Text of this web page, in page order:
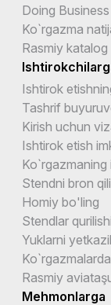
Doing
Ko`rgazma
Rasmiy katalog
Ishtirok
Tashrif
Kirish uchun
Ishtirok etish
Ko`rgazmaning
Stendni bron
Homiy bo'ling
Stendlar qurilishi
Yuklarni
Rasmiy
Mehmonlarga